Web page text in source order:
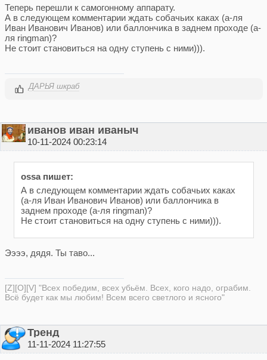
Теперь перешли к самогонному аппарату.
А в следующем комментарии ждать собачьих каках (а-ля
Иван Иванович Иванов) или баллончика в заднем проходе (а-
ля ringman)?
Не стоит становиться на одну ступень с ними))).
ДАРЬЯ шкраб
иванов иван иваныч
10-11-2024 00:23:14
ossa пишет:
А в следующем комментарии ждать собачьих каках
(а-ля Иван Иванович Иванов) или баллончика в
заднем проходе (а-ля ringman)?
Не стоит становиться на одну ступень с ними))).
Ээээ, дядя. Ты таво...
[Z][O][V] "Всех победим, всех убьём. Всех, кого надо, ограбим.
Всё будет как мы любим! Всем всего светлого и ясного"
Тренд
11-11-2024 11:27:55